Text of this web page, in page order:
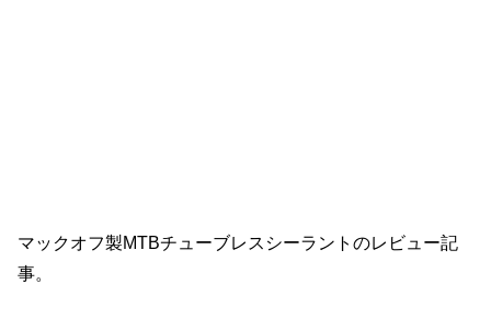
マックオフ製MTBチューブレスシーラントのレビュー記
事。